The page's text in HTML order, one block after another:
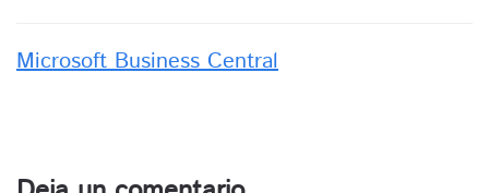
Microsoft Business Central